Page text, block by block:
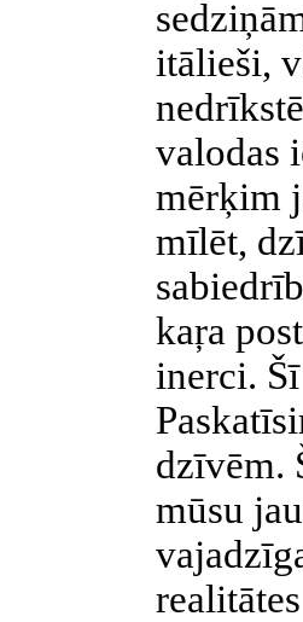
itālieši,
valodas
mērķim
mīlēt,
kaŗa
inerci.
dzīvēm.
mūsu